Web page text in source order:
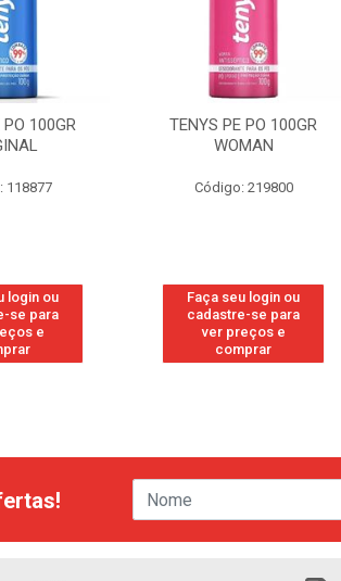
100GR
118877
login ou
se para
e
TENYS PE PO 100GR
WOMAN
Código: 219800
Faça seu login ou
cadastre-se para
ver preços e
comprar